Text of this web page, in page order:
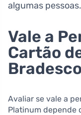
algumas pessoas.
Vale a
Cartão
Avaliar se vale a
Platinum depende